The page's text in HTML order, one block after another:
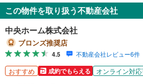
この物件を取り扱う不動産会社
中央ホーム株式会社
ブロンズ推奨店
4.5 不動産会社レビュー6件
おすすめ 成約でもらえる オンライン対